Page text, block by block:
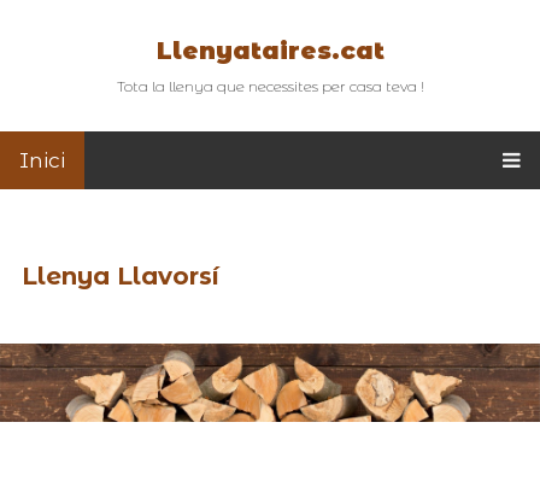
Llenyataires.cat
Tota la llenya que necessites per casa teva !
Inici
Llenya Llavorsí